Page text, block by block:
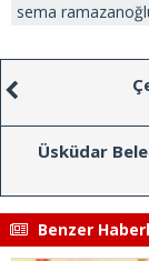
sema
Üsküdar
Benzer